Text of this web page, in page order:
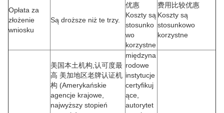
Opłata za
złożenie
wniosku
Są droższe niż te trzy.
优惠
Koszty są
stosunko
wo
korzystne
费用比较优惠
Koszty są
stosunkowo
korzystne
美国本土机构,认可度最
高 美加地区老牌认证机
构 (Amerykańskie
agencje krajowe,
najwyższy stopień
międzyna
rodowe
instytucje
certyfikuj
ące,
autorytet